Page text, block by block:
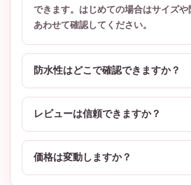
できます。はじめての場合はサイズ
あわせて確認してください。
防水性はどこで確認できますか？
レビューは信頼できますか？
価格は変動しますか？